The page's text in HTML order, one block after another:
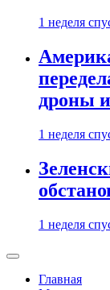
1 неделя
дроны
1 неделя
1 неделя
Главная